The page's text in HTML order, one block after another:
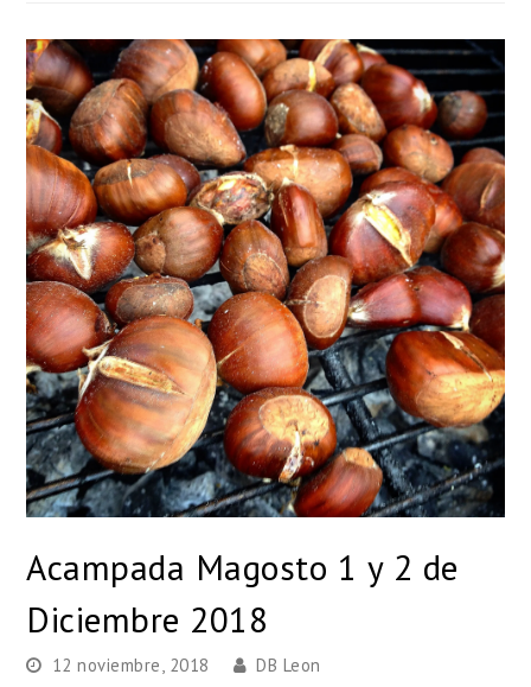
Acampada Magosto 1 y 2 de
Diciembre 2018
12 noviembre, 2018
DB Leon